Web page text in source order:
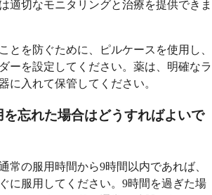
適切なモニタリングと治療を提供できま
とを防ぐために、ピルケースを使用し、
ーを設定してください。薬は、明確なラ
に入れて保管してください。
を忘れた場合はどうすればよいで
常の服用時間から9時間以内であれば、
に服用してください。9時間を過ぎた場